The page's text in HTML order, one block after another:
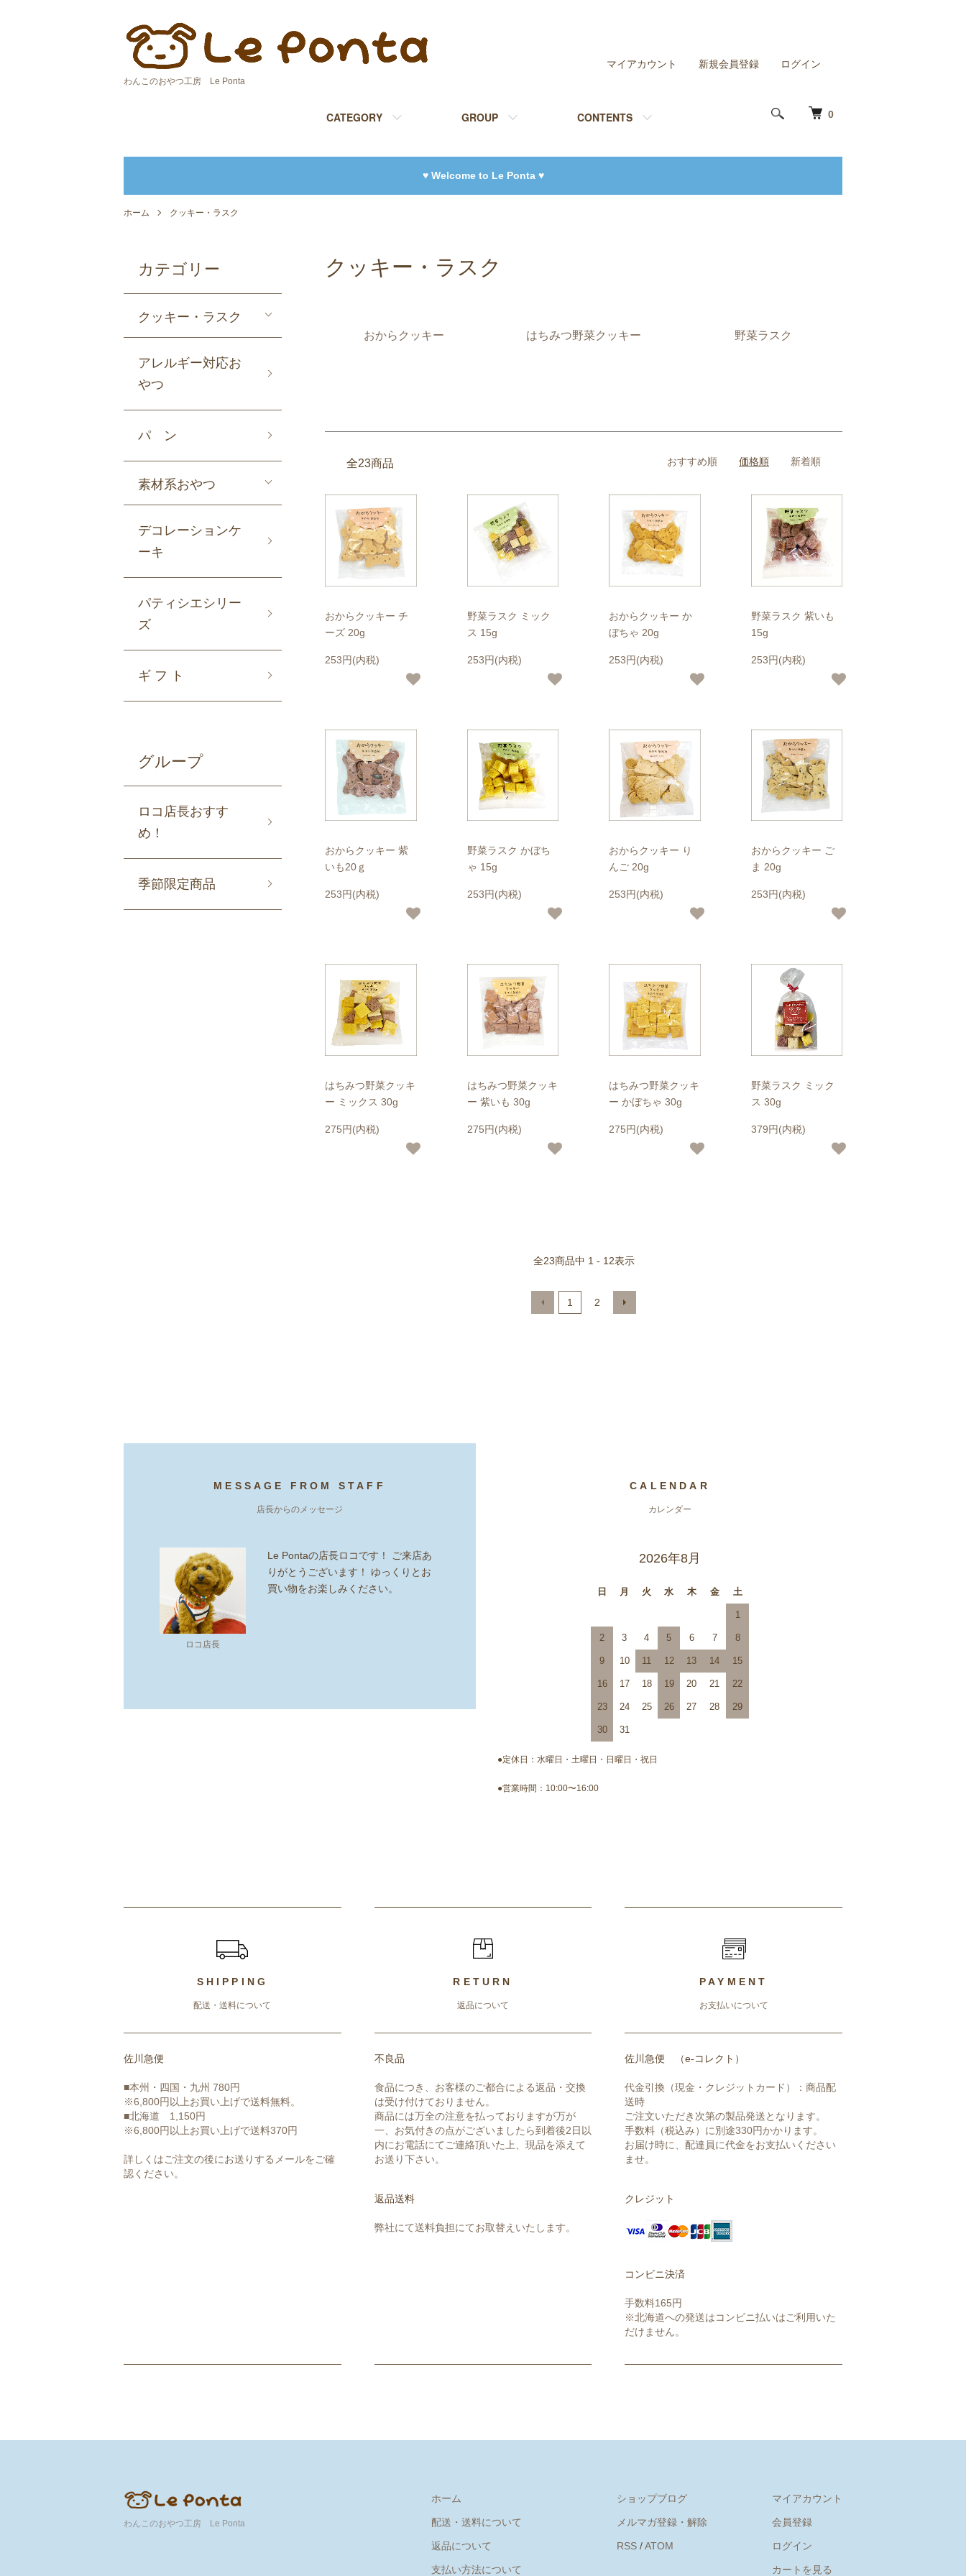
わんこのおやつ工房 Le Ponta
0
CATEGORY GROUP CONTENTS
マイアカウント 新規会員登録 ログイン
♥ Welcome to Le Ponta ♥
ホーム クッキー・ラスク
クッキー・ラスク
おからクッキー はちみつ野菜クッキー 野菜ラスク
全23商品 おすすめ順 価格順 新着順
おからクッキー チ
ーズ 20g
253円(内税)
野菜ラスク ミック
ス 15g
253円(内税)
おからクッキー か
ぼちゃ 20g
253円(内税)
野菜ラスク 紫いも
15g
253円(内税)
おからクッキー 紫
いも20ｇ
253円(内税)
野菜ラスク かぼち
ゃ 15g
253円(内税)
おからクッキー り
んご 20g
253円(内税)
おからクッキー ご
ま 20g
253円(内税)
はちみつ野菜クッキ
ー ミックス 30g
275円(内税)
はちみつ野菜クッキ
ー 紫いも 30g
275円(内税)
はちみつ野菜クッキ
ー かぼちゃ 30g
275円(内税)
野菜ラスク ミック
ス 30g
379円(内税)
全23商品中 1 - 12表示
1 2
カテゴリー
クッキー・ラスク
アレルギー対応お
やつ
パ ン
素材系おやつ
デコレーションケ
ーキ
パティシエシリー
ズ
ギ フ ト
グループ
ロコ店長おすす
め！
季節限定商品
MESSAGE FROM STAFF
店長からのメッセージ
ロコ店長
Le Pontaの店長ロコです！ ご来店あ
りがとうございます！ ゆっくりとお
買い物をお楽しみください。
CALENDAR
カレンダー
2026年8月
日 月 火 水 木 金 土
1
2 3 4 5 6 7 8
9 10 11 12 13 14 15
16 17 18 19 20 21 22
23 24 25 26 27 28 29
30 31
●定休日：水曜日・土曜日・日曜日・祝日
●営業時間：10:00〜16:00
SHIPPING
配送・送料について
佐川急便
■本州・四国・九州 780円
※6,800円以上お買い上げで送料無料。
■北海道 1,150円
※6,800円以上お買い上げで送料370円
詳しくはご注文の後にお送りするメールをご確
認ください。
RETURN
返品について
不良品
食品につき、お客様のご都合による返品・交換
は受け付けておりません。
商品には万全の注意を払っておりますが万が
一、お気付きの点がございましたら到着後2日以
内にお電話にてご連絡頂いた上、現品を添えて
お送り下さい。
返品送料
弊社にて送料負担にてお取替えいたします。
PAYMENT
お支払いについて
佐川急便 （e-コレクト）
代金引換（現金・クレジットカード）：商品配
送時
ご注文いただき次第の製品発送となります。
手数料（税込み）に別途330円かかります。
お届け時に、配達員に代金をお支払いください
ませ。
クレジット
コンビニ決済
手数料165円
※北海道への発送はコンビニ払いはご利用いた
だけません。
わんこのおやつ工房 Le Ponta
ホーム
配送・送料について
返品について
支払い方法について
ショップブログ
メルマガ登録・解除
RSS /ATOM
マイアカウント
会員登録
ログイン
カートを見る